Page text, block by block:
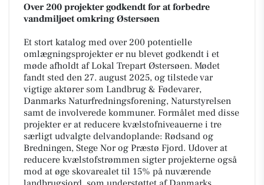
Over 200 projekter godkendt for at forbedre
vandmiljøet omkring Østersøen
Et stort katalog med over 200 potentielle
omlægningsprojekter er nu blevet godkendt i et
møde afholdt af Lokal Trepart Østersøen. Mødet
fandt sted den 27. august 2025, og tilstede var
vigtige aktører som Landbrug & Fødevarer,
Danmarks Naturfredningsforening, Naturstyrelsen
samt de involverede kommuner. Formålet med disse
projekter er at reducere kvælstofniveauerne i tre
særligt udvalgte delvandoplande: Rødsand og
Bredningen, Stege Nor og Præstø Fjord. Udover at
reducere kvælstofstrømmen sigter projekterne også
mod at øge skovarealet til 15% på nuværende